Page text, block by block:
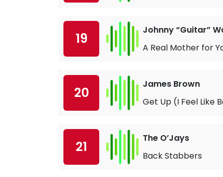
19
Johnny “Guitar”
A Real Mother for
20
James Brown
Get Up (I Feel Like
21
The O’Jays
Back Stabbers